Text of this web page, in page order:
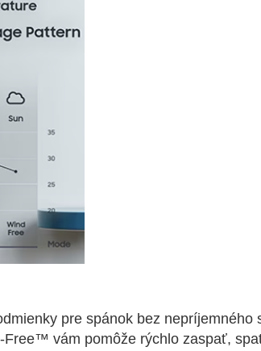
pre spánok bez nepríjemného
vám pomôže rýchlo zaspať,